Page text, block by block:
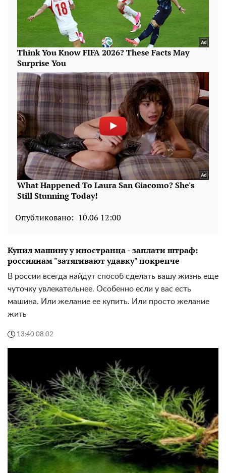
Опубликовано: 10.06 12:00
Купил машину у иностранца - заплати штраф:
россиянам "затягивают удавку" покрепче
В россии всегда найдут способ сделать вашу жизнь еще
чуточку увлекательнее. Особенно если у вас есть
машина. Или желание ее купить. Или просто желание
жить
13:40 08.02